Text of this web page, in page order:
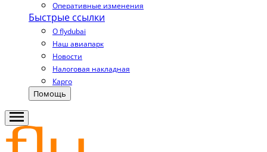
Оперативные изменения
Быстрые ссылки
О flydubai
Наш авиапарк
Новости
Налоговая накладная
Карго
Помощь